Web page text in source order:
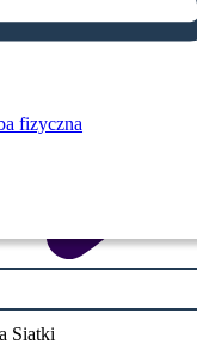
fizyczna